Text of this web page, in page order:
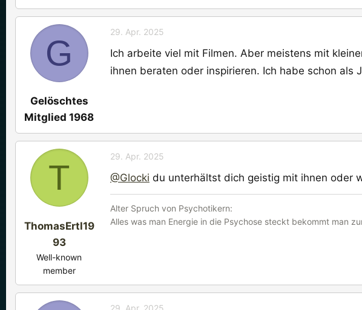
G
Gelöschtes
Mitglied 1968
29. Apr. 2025
Ich arbeite viel mit Filmen. Aber meistens mit
ihnen beraten oder inspirieren. Ich habe schon
T
ThomasErtl19
93
Well-known
member
29. Apr. 2025
@Glocki du unterhältst dich geistig mit ihnen oder
Alter Spruch von Psychotikern:
Alles was man Energie in die Psychose steckt bekommt man
29. Apr. 2025